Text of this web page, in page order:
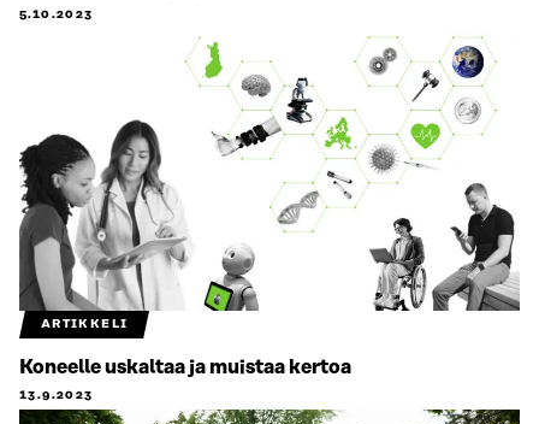
5.10.2023
ARTIKKELI
Koneelle uskaltaa ja muistaa kertoa
13.9.2023